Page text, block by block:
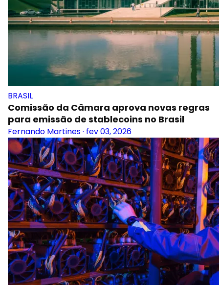
BRASIL
Comissão da Câmara aprova novas regras
para emissão de stablecoins no Brasil
Fernando Martines· fev 03, 2026